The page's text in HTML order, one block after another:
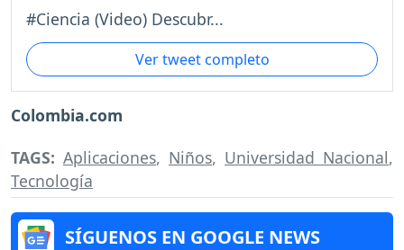
#Ciencia (Video) Descubr...
Ver tweet completo
Colombia.com
TAGS: Aplicaciones, Niños, Universidad Nacional,
Tecnología
SÍGUENOS EN GOOGLE NEWS